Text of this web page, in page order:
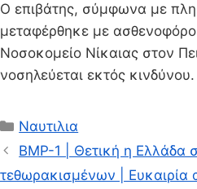
Ο επιβάτης, σύμφωνα με
μεταφέρθηκε με
Νοσοκομείο Νίκαιας στον
νοσηλεύεται εκτός κινδύνου.
Κατηγορίες
Ναυτιλια
BMP-1 | Θετική η Ελλάδα
τεθωρακισμένων | Eυκαιρία